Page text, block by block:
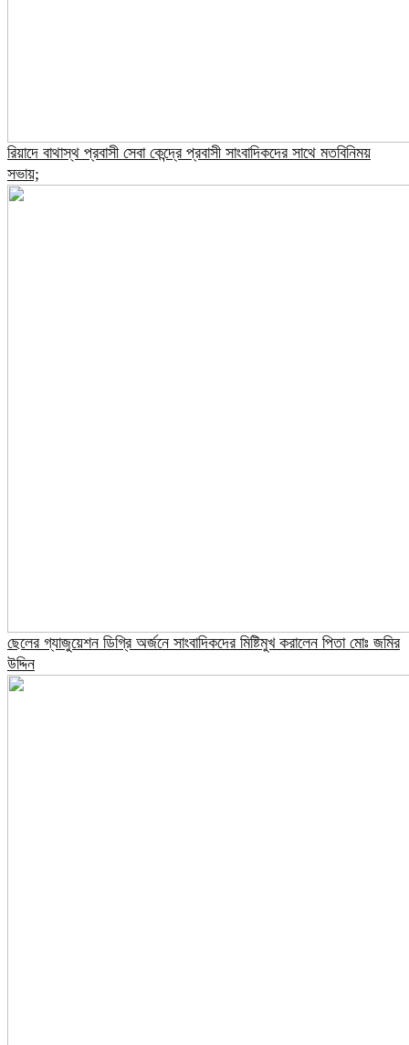
রিয়াদে বাথাস্থ প্রবাসী সেবা কেন্দ্রে প্রবাসী সাংবাদিকদের সাথে মতবিনিময়
সভায়;
ছেলের গ্যাজুয়েশন ডিগ্রি অর্জনে সাংবাদিকদের মিষ্টিমুখ করালেন পিতা মোঃ জমির
উদ্দিন